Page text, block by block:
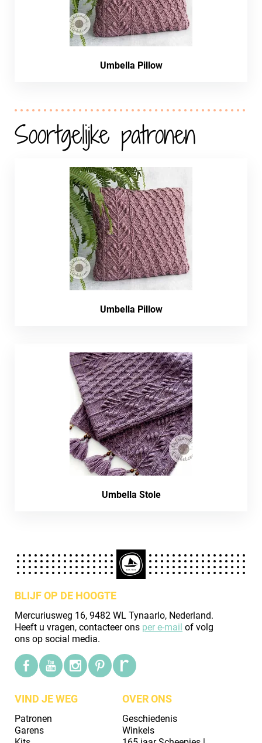
Umbella Pillow
Soortgelijke patronen
Umbella Pillow
Umbella Stole
BLIJF OP DE HOOGTE
Mercuriusweg 16, 9482 WL Tynaarlo, Nederland.
Heeft u vragen, contacteer ons per e-mail of volg
ons op social media.
VIND JE WEG
Patronen
Garens
OVER ONS
Geschiedenis
Winkels